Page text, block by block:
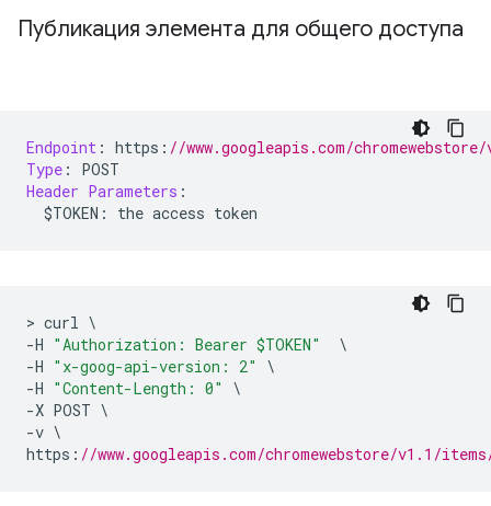
Публикация элемента для общего доступа
Endpoint : https : //www.googleapis.com/
Type :
POST
Header Parameters :
$TOKEN : the access token
> curl \
-H "Authorization: Bearer $TOKEN"
\
-H "x-goog-api-version: 2"
\
-H "Content-Length: 0"
\
-X POST \
-v \
https : //www.googleapis.com/chromewebstore/v1.1/